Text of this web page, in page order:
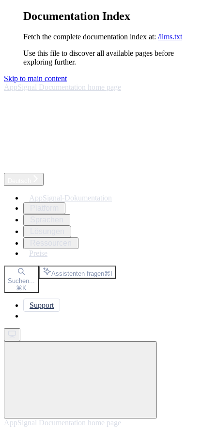
Documentation Index
Fetch the complete documentation index at: /llms.txt
Use this file to discover all available pages before
exploring further.
Skip to main content
AppSignal Documentation home page
AppSignal-Dokumentation
Preise
Suchen...
⌘K
Assistenten fragen⌘I
Support
AppSignal Documentation home page